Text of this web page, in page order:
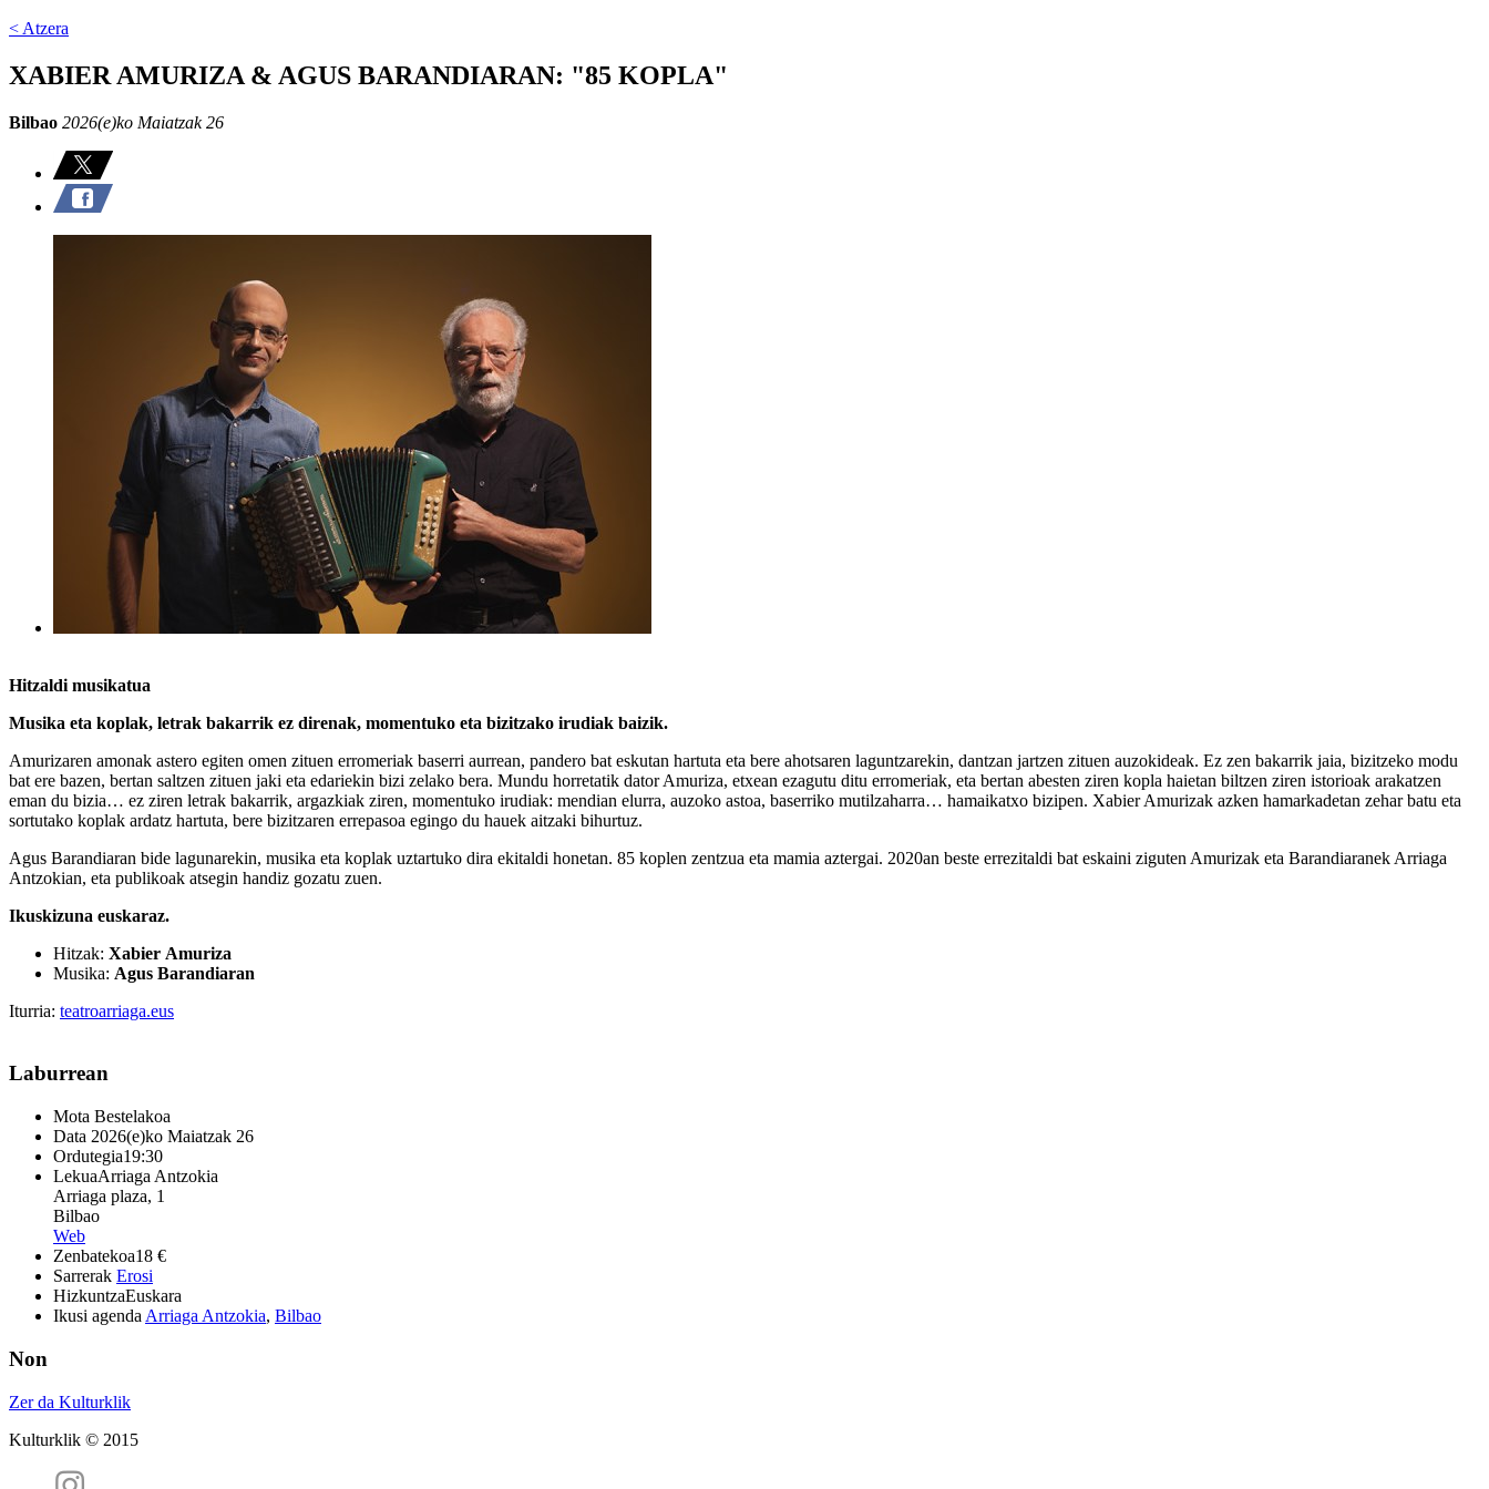
< Atzera
XABIER AMURIZA & AGUS BARANDIARAN: "85 KOPLA"
Bilbao 2026(e)ko Maiatzak 26
Hitzaldi musikatua
Musika eta koplak, letrak bakarrik ez direnak, momentuko eta bizitzako irudiak baizik.
Amurizaren amonak astero egiten omen zituen erromeriak baserri aurrean, pandero bat eskutan hartuta eta bere ahotsaren laguntzarekin, dantzan jartzen zituen auzokideak. Ez zen bakarrik jaia, bizitzeko modu
bat ere bazen, bertan saltzen zituen jaki eta edariekin bizi zelako bera. Mundu horretatik dator Amuriza, etxean ezagutu ditu erromeriak, eta bertan abesten ziren kopla haietan biltzen ziren istorioak arakatzen
eman du bizia… ez ziren letrak bakarrik, argazkiak ziren, momentuko irudiak: mendian elurra, auzoko astoa, baserriko mutilzaharra… hamaikatxo bizipen. Xabier Amurizak azken hamarkadetan zehar batu eta
sortutako koplak ardatz hartuta, bere bizitzaren errepasoa egingo du hauek aitzaki bihurtuz.
Agus Barandiaran bide lagunarekin, musika eta koplak uztartuko dira ekitaldi honetan. 85 koplen zentzua eta mamia aztergai. 2020an beste errezitaldi bat eskaini ziguten Amurizak eta Barandiaranek Arriaga
Antzokian, eta publikoak atsegin handiz gozatu zuen.
Ikuskizuna euskaraz.
Hitzak: Xabier Amuriza
Musika: Agus Barandiaran
Iturria: teatroarriaga.eus
Laburrean
Mota Bestelakoa
Data 2026(e)ko Maiatzak 26
Ordutegia19:30
LekuaArriaga Antzokia
Arriaga plaza, 1
Bilbao
Web
Zenbatekoa18 €
Sarrerak Erosi
HizkuntzaEuskara
Ikusi agenda Arriaga Antzokia, Bilbao
Non
Zer da Kulturklik
Kulturklik © 2015